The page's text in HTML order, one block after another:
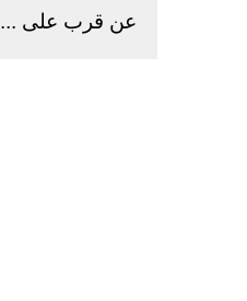
عن قرب على ...